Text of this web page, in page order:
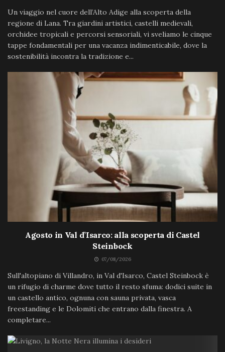
Un viaggio nel cuore dell’Alto Adige alla scoperta della
regione di Lana. Tra giardini artistici, castelli medievali,
orchidee tropicali e percorsi sensoriali, vi sveliamo le cinque
tappe fondamentali per una vacanza indimenticabile, dove la
sostenibilità incontra la tradizione e...
Agosto in Val d’Isarco: alla scoperta di Castel
Steinbock
07/08/2026
Sull'altopiano di Villandro, in Val d'Isarco, Castel Steinbock è
un rifugio di charme dove tutto il resto sfuma: dodici suite in
un castello antico, ognuna con sauna privata, vasca
freestanding e le Dolomiti che entrano dalla finestra. A
completare...